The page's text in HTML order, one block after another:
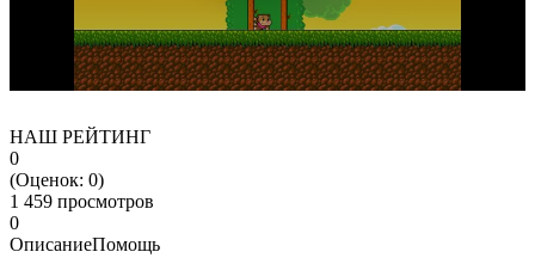
НАШ РЕЙТИНГ
0
(Оценок: 0)
1 459 просмотров
0
ОписаниеПомощь